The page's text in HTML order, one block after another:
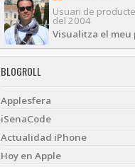
Usuari de
del 2004
Visualitza el
BLOGROLL
Applesfera
iSenaCode
Actualidad iPhone
Hoy en Apple